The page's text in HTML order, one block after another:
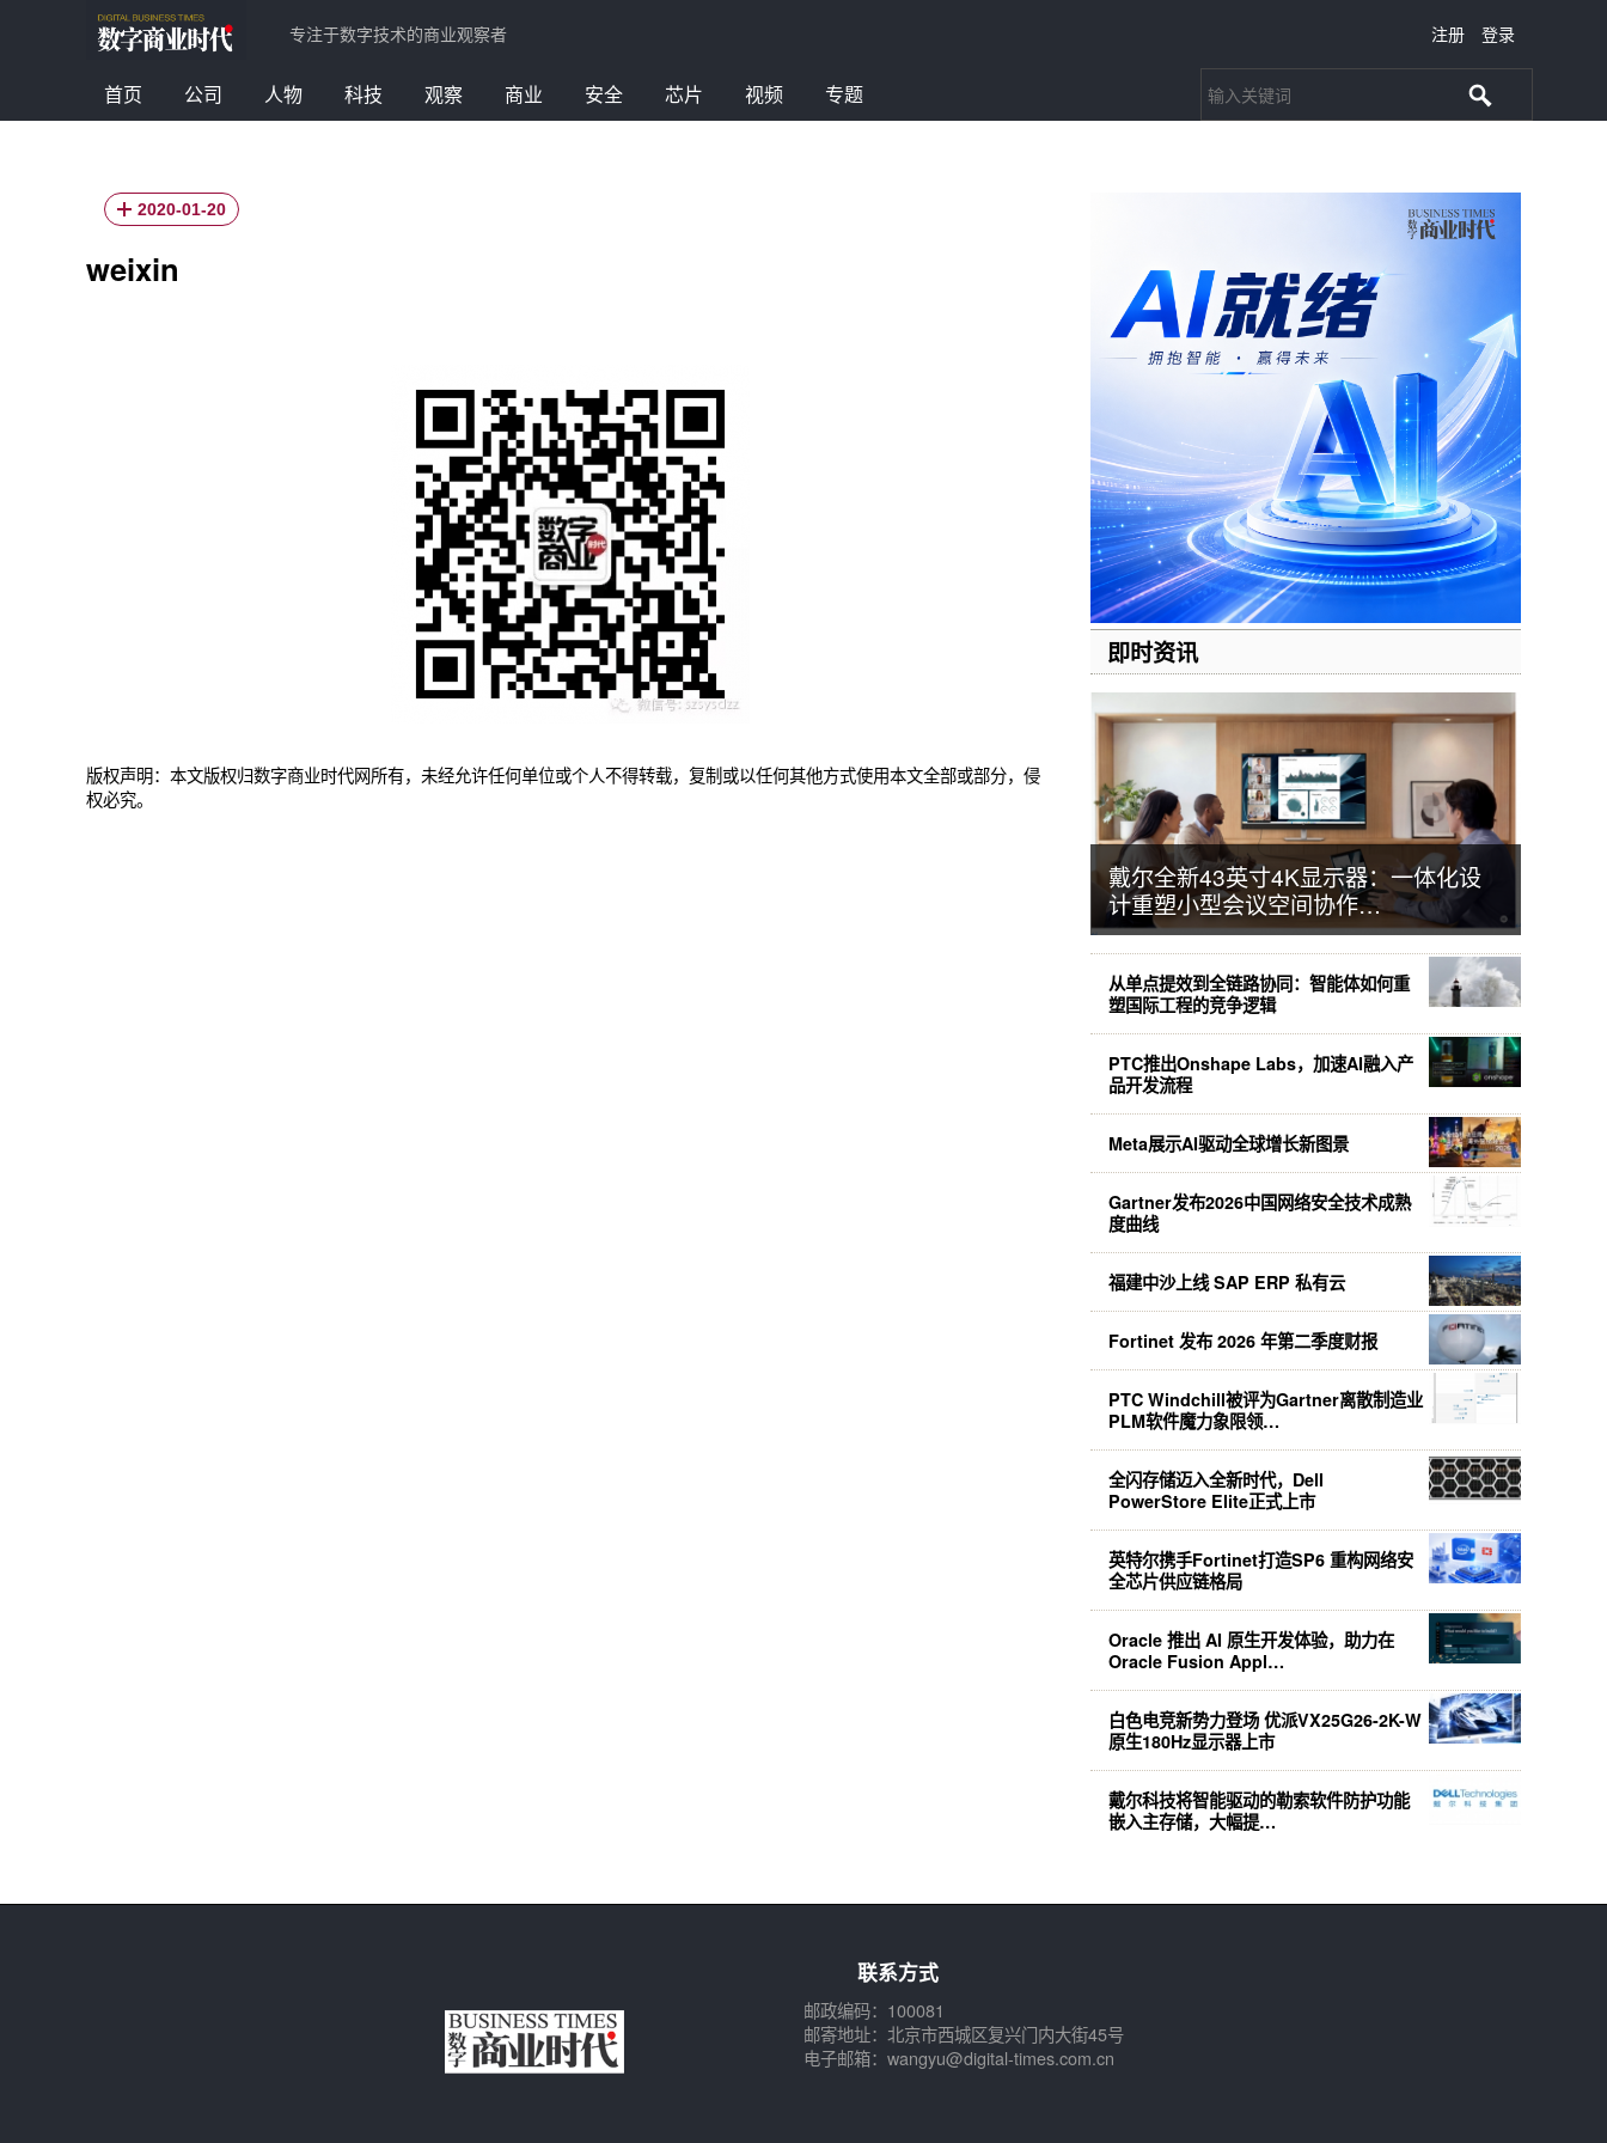
专注于数字技术的商业观察者 注册 登录
首页 公司 人物 科技 观察 商业 安全 芯片 视频 专题
2020-01-20
weixin
版权声明：本文版权归数字商业时代网所有，未经允许任何单位或个人不得转载，复制或以任何其他方式使用本文全部或部分，侵
权必究。
即时资讯
戴尔全新43英寸4K显示器：一体化设
计重塑小型会议空间协作…
从单点提效到全链路协同：智能体如何重
塑国际工程的竞争逻辑
PTC推出Onshape Labs，加速AI融入产
品开发流程
Meta展示AI驱动全球增长新图景
Gartner发布2026中国网络安全技术成熟
度曲线
福建中沙上线 SAP ERP 私有云
Fortinet 发布 2026 年第二季度财报
PTC Windchill被评为Gartner离散制造业
PLM软件魔力象限领…
全闪存储迈入全新时代，Dell
PowerStore Elite正式上市
英特尔携手Fortinet打造SP6 重构网络安
全芯片供应链格局
Oracle 推出 AI 原生开发体验，助力在
Oracle Fusion Appl…
白色电竞新势力登场 优派VX25G26-2K-W
原生180Hz显示器上市
戴尔科技将智能驱动的勒索软件防护功能
嵌入主存储，大幅提…
联系方式
邮政编码：100081
邮寄地址：北京市西城区复兴门内大街45号
电子邮箱：wangyu@digital-times.com.cn